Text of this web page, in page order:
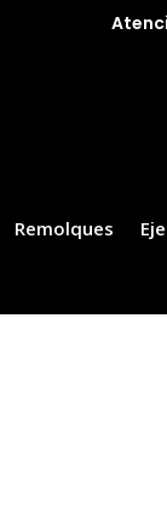
Remolques